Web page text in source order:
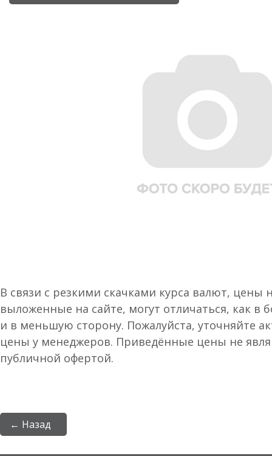
В связи с резкими скачками курса валют, цены
выложенные на сайте, могут отличаться, как в
и в меньшую сторону. Пожалуйста, уточняйте
цены у менеджеров. Приведённые цены не
публичной офертой.
← Назад